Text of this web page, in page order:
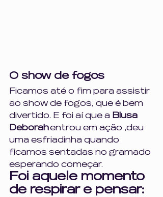
O show de fogos
Ficamos até o fim para assistir
ao show de fogos, que é bem
divertido. E foi aí que a Blusa
Deborah entrou em ação ,deu
uma esfriadinha quando
ficamos sentadas no gramado
esperando começar.
Foi aquele momento
de respirar e pensar: